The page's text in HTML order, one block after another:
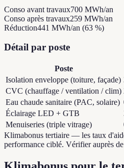
Conso avant travaux700 MWh/an
Conso après travaux259 MWh/an
Réduction441 MWh/an (63 %)
Détail par poste
Poste
Isolation enveloppe (toiture, façade)
CVC (chauffage / ventilation / clim)
Eau chaude sanitaire (PAC, solaire)
Éclairage LED + GTB
Menuiseries (triple vitrage)
Klimabonus tertiaire — les taux
performance ciblé. Vérifier auprès